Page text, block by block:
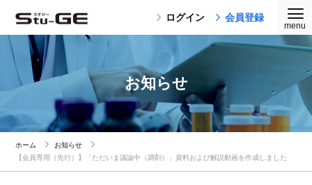
ログイン 会員登録
お知らせ
ホーム
お知らせ
【会員専用（先行）】「ただいま議論中（調剤）」資料および解説動画を作成しました